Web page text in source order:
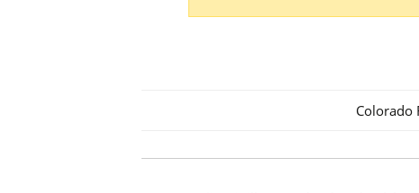
Colorado